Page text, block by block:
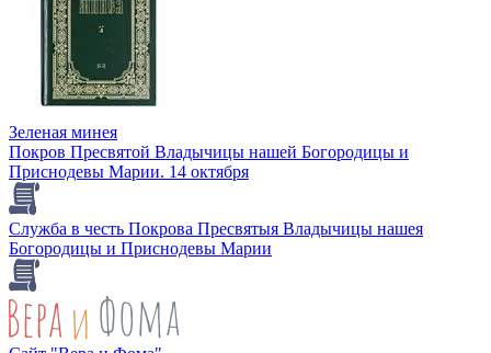
Зеленая минея
Покров Пресвятой Владычицы нашей Богородицы и
Приснодевы Марии. 14 октября
Служба в честь Покрова Пресвятыя Владычицы нашея
Богородицы и Приснодевы Марии